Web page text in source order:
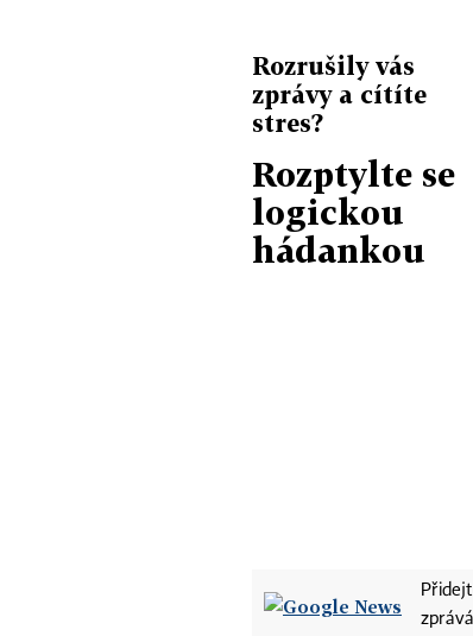
Rozrušily vás
zprávy a cítíte
stres?
Rozptylte se
logickou
hádankou